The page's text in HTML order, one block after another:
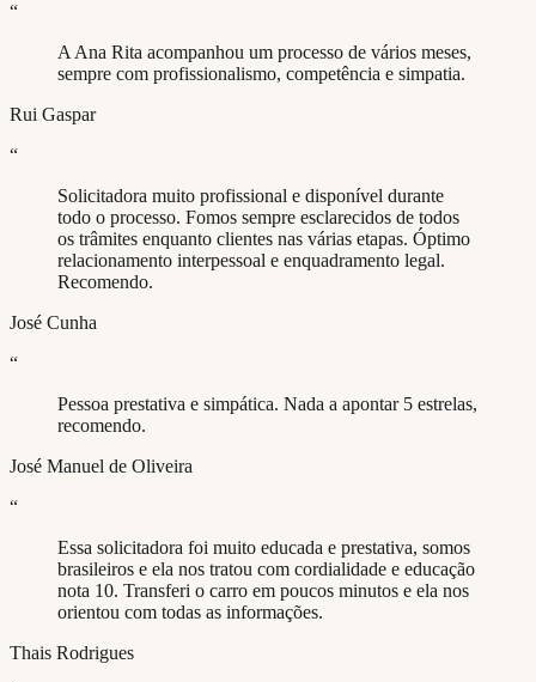
“
A Ana Rita acompanhou um processo de vários meses,
sempre com profissionalismo, competência e simpatia.
Rui Gaspar
“
Solicitadora muito profissional e disponível durante
todo o processo. Fomos sempre esclarecidos de todos
os trâmites enquanto clientes nas várias etapas. Óptimo
relacionamento interpessoal e enquadramento legal.
Recomendo.
José Cunha
“
Pessoa prestativa e simpática. Nada a apontar 5 estrelas,
recomendo.
José Manuel de Oliveira
“
Essa solicitadora foi muito educada e prestativa, somos
brasileiros e ela nos tratou com cordialidade e educação
nota 10. Transferi o carro em poucos minutos e ela nos
orientou com todas as informações.
Thais Rodrigues